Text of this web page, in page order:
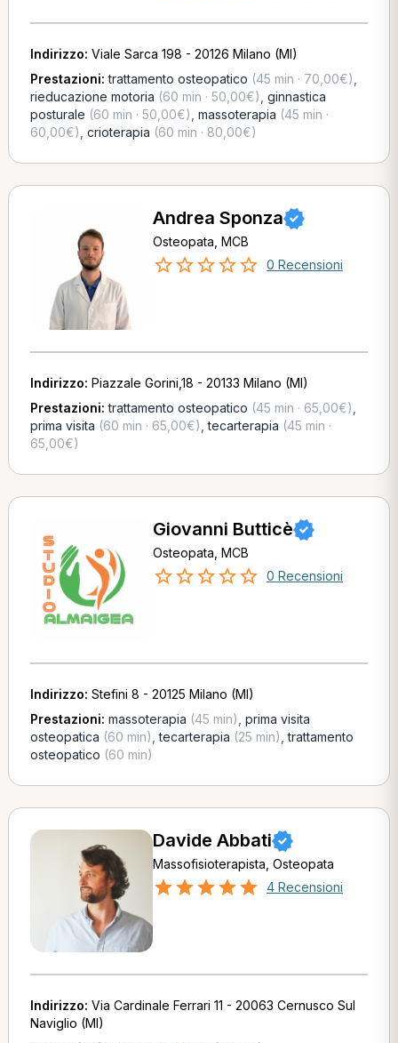
Indirizzo: Viale Sarca 198 - 20126 Milano (MI)
Prestazioni:trattamento osteopatico (45 min · 70,00€)
rieducazione motoria (60 min · 50,00€) ginnastica
posturale (60 min · 50,00€) massoterapia (45 min ·
60,00€) crioterapia (60 min · 80,00€)
Andrea Sponza
Osteopata, MCB
0 Recensioni
Indirizzo: Piazzale Gorini,18 - 20133 Milano (MI)
Prestazioni:trattamento osteopatico (45 min · 65,00€)
prima visita (60 min · 65,00€) ,tecarterapia (45 min ·
65,00€)
Giovanni Butticè
Osteopata, MCB
0 Recensioni
Indirizzo: Stefini 8 - 20125 Milano (MI)
Prestazioni: massoterapia (45 min) prima visita
osteopatica (60 min) ,tecarterapia (25 min) ,trattamento
osteopatico (60 min)
Davide Abbati
Massofisioterapista, Osteopata
4 Recensioni
Indirizzo: Via Cardinale Ferrari 11 - 20063 Cernusco Sul
Naviglio (MI)